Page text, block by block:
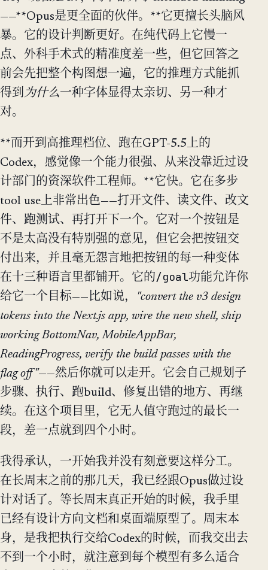
——**Opus是更全面的伙伴。**它更擅长头脑风
暴。它的设计判断更好。在纯代码上它慢一
点、外科手术式的精准度差一些，但它回答之
前会先把整个构图想一遍，它的推理方式能抓
得到 为什么一种字体显得太亲切、另一种才
对。
**而开到高推理档位、跑在GPT-5.5上的
Codex，感觉像一个能力很强、从来没靠近过设
计部门的资深软件工程师。**它快。它在多步
tool use上非常出色——打开文件、读文件、改文
件、跑测试、再打开下一个。它对一个按钮是
不是太高没有特别强的意见，但它会把按钮交
付出来，并且毫无怨言地把按钮的每一种变体
在十三种语言里都铺开。它的/goal功能允许你
给它一个目标——比如说，
"convert the v3 design
tokens into the Next.js app, wire the new shell, ship
working BottomNav, MobileAppBar,
ReadingProgress, verify the build passes with the
flag off"——然后你就可以走开。它会自己规划子
步骤、执行、跑build、修复出错的地方、再继
续。在这个项目里，它无人值守跑过的最长一
段，差一点就到四个小时。
我得承认，一开始我并没有刻意要这样分工。
在长周末之前的那几天，我已经跟Opus做过设
计对话了。等长周末真正开始的时候，我手里
已经有设计方向文档和桌面端原型了。周末本
身，是我把执行交给Codex的时候，而我交出去
不到一个小时，就注意到每个模型有多么适合